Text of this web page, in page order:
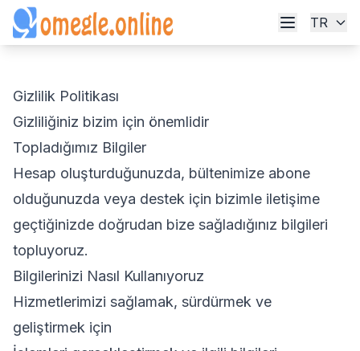
TR
Gizlilik Politikası
Gizliliğiniz bizim için önemlidir
Topladığımız Bilgiler
Hesap oluşturduğunuzda, bültenimize abone
olduğunuzda veya destek için bizimle iletişime
geçtiğinizde doğrudan bize sağladığınız bilgileri
topluyoruz.
Bilgilerinizi Nasıl Kullanıyoruz
Hizmetlerimizi sağlamak, sürdürmek ve
geliştirmek için